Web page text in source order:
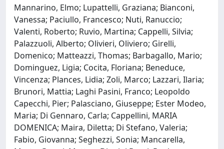
Mannarino, Elmo; Lupattelli, Graziana; Bianconi,
Vanessa; Paciullo, Francesco; Nuti, Ranuccio;
Valenti, Roberto; Ruvio, Martina; Cappelli, Silvia;
Palazzuoli, Alberto; Olivieri, Oliviero; Girelli,
Domenico; Matteazzi, Thomas; Barbagallo, Mario;
Dominguez, Ligia; Cocita, Floriana; Beneduce,
Vincenza; Plances, Lidia; Zoli, Marco; Lazzari, Ilaria;
Brunori, Mattia; Laghi Pasini, Franco; Leopoldo
Capecchi, Pier; Palasciano, Giuseppe; Ester Modeo,
Maria; Di Gennaro, Carla; Cappellini, MARIA
DOMENICA; Maira, Diletta; Di Stefano, Valeria;
Fabio, Giovanna; Seghezzi, Sonia; Mancarella,